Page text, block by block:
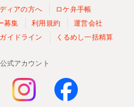
ィアの方へ
ロケ弁手帳
募集
利用規約
運営会社
イドライン くるめし一括精算
式アカウント